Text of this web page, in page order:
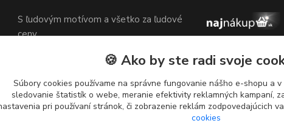
S ľudovým motívom a všetko za ľudové
ceny.
🍪 Ako by ste radi svoje
Súbory cookies používame na správne fungovanie nášho e-shopu a
sledovanie štatistík o webe, meranie efektivity reklamných kampaní,
pri používaní stránok, či zobrazenie reklám zodpovedajúcich
cookies